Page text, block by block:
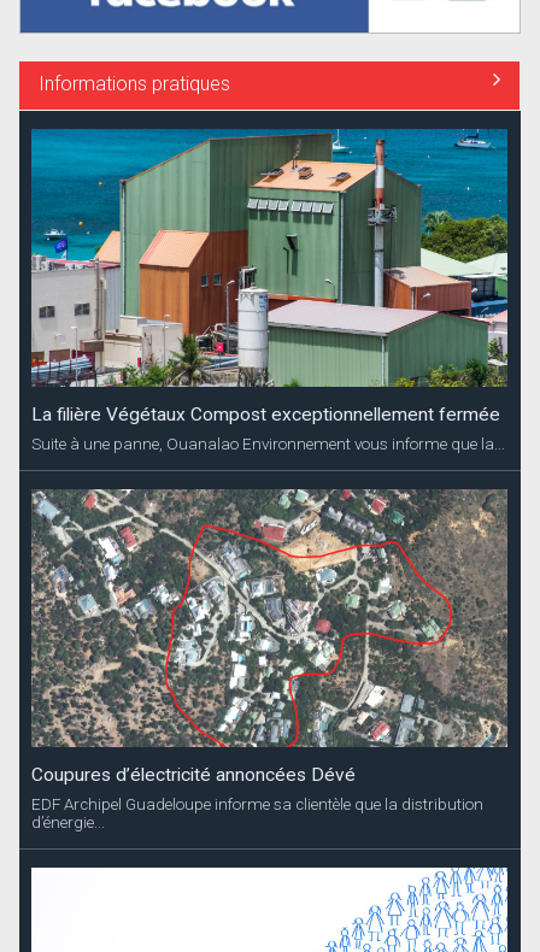
Informations pratiques
La filière Végétaux Compost exceptionnellement fermée
Suite à une panne, Ouanalao Environnement vous informe que la...
Coupures d’électricité annoncées Dévé
EDF Archipel Guadeloupe informe sa clientèle que la distribution
d’énergie...